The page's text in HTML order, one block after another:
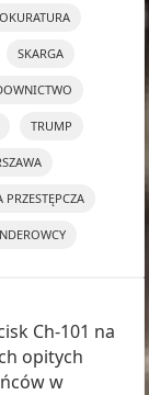
SKARGA
TRUMP
Ch-101 na
opitych
w